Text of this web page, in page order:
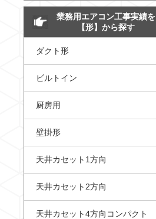
業務用エアコン工事実績を
【形】から探す
ダクト形
ビルトイン
厨房用
壁掛形
天井カセット1方向
天井カセット2方向
天井カセット4方向コンパクト